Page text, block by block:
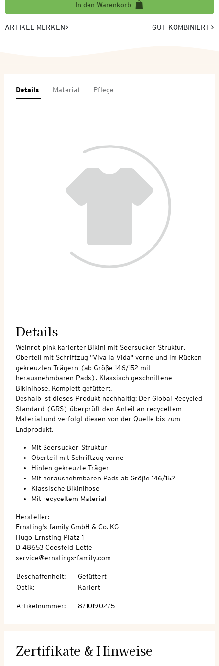
In den Warenkorb
ARTIKEL MERKEN GUT KOMBINIERT
Details Material Pflege
Details
Weinrot-pink karierter Bikini mit Seersucker-Struktur.
Oberteil mit Schriftzug "Viva la Vida" vorne und im Rücken
gekreuzten Trägern (ab Größe 146/152 mit
herausnehmbaren Pads). Klassisch geschnittene
Bikinihose. Komplett gefüttert.
Deshalb ist dieses Produkt nachhaltig: Der Global Recycled
Standard (GRS) überprüft den Anteil an recyceltem
Material und verfolgt diesen von der Quelle bis zum
Endprodukt.
Mit Seersucker-Struktur
Oberteil mit Schriftzug vorne
Hinten gekreuzte Träger
Mit herausnehmbaren Pads ab Größe 146/152
Klassische Bikinihose
Mit recyceltem Material
Hersteller:
Ernsting's family GmbH & Co. KG
Hugo-Ernsting-Platz 1
D-48653 Coesfeld-Lette
service@ernstings-family.com
Beschaffenheit:
Gefüttert
Optik: Kariert
Artikelnummer: 8710190275
Zertifikate & Hinweise